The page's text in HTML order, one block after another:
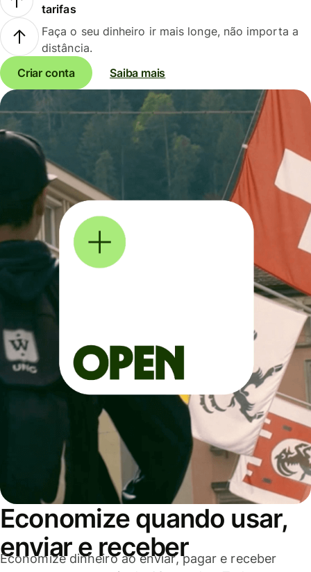
tarifas
Faça o seu dinheiro ir mais longe, não importa a
distância.
Criar conta
Saiba mais
Economize quando usar,
enviar e receber
Economize dinheiro ao enviar, pagar e receber